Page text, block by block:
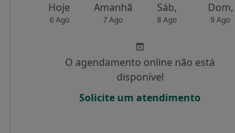
Hoje
6 Ago
Amanhã
7 Ago
Sáb,
8 Ago
Dom,
9 Ago
O agendamento online não está
disponível
Solicite um atendimento